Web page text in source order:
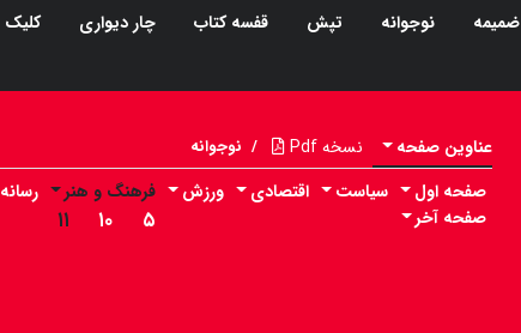
ضمیمه نوجوانه تپش قفسه کتاب چار دیواری کلیک
عناوین صفحه نسخه Pdf / نوجوانه
صفحه اول سیاست اقتصادی ورزش فرهنگ و هنر
۵ ۱۰ ۱۱
رسانه
صفحه آخر